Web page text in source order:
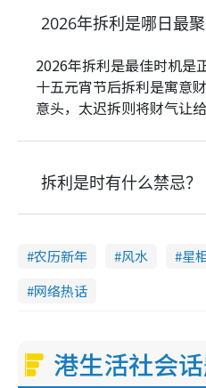
2026年拆利是哪日最聚
2026年拆利是最佳时机是
十五元宵节后拆利是寓意
意头，太迟拆则将财气让给
拆利是时有什么禁忌？
农历新年 风水 星
网络热话
港生活社会